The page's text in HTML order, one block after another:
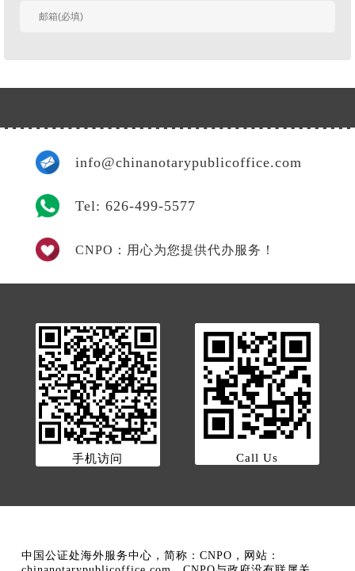
我
info@chinanotarypublicoffice.com
Tel: 626-499-5577
CNPO：用心为您提供代办服务！
手机访问 Call Us
中国公证处海外服务中心，简称：CNPO，网站：